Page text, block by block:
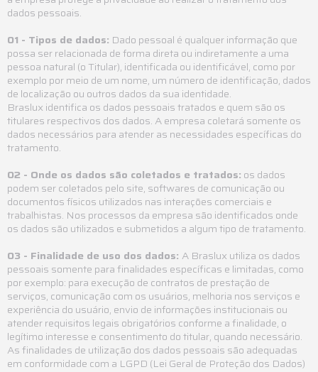
dados pessoais.
01 - Tipos de dados: Dado pessoal é qualquer informação que
possa ser relacionada de forma direta ou indiretamente a uma
pessoa natural (o Titular), identificada ou identificável, como por
exemplo por meio de um nome, um número de identificação, dados
de localização ou outros dados da sua identidade.
Braslux identifica os dados pessoais tratados e quem são os
titulares respectivos dos dados. A empresa coletará somente os
dados necessários para atender as necessidades específicas do
tratamento.
02 - Onde os dados são coletados e tratados: os dados
podem ser coletados pelo site, softwares de comunicação ou
documentos físicos utilizados nas interações comerciais e
trabalhistas. Nos processos da empresa são identificados onde
os dados são utilizados e submetidos a algum tipo de tratamento.
03 - Finalidade de uso dos dados: A Braslux utiliza os dados
pessoais somente para finalidades específicas e limitadas, como
por exemplo: para execução de contratos de prestação de
serviços, comunicação com os usuários, melhoria nos serviços e
experiência do usuário, envio de informações institucionais ou
atender requisitos legais obrigatórios conforme a finalidade, o
legítimo interesse e consentimento do titular, quando necessário.
As finalidades de utilização dos dados pessoais são adequadas
em conformidade com a LGPD (Lei Geral de Proteção dos Dados)